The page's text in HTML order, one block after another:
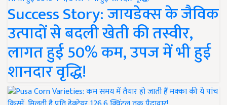
Success Story: जायडेक्स के जैविक
उत्पादों से बदली खेती की तस्वीर,
लागत हुई 50% कम, उपज में भी हुई
शानदार वृद्धि!